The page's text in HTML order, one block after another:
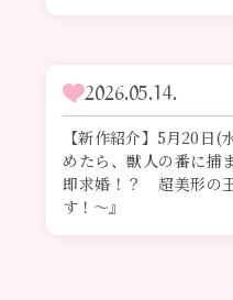
2026.05.14.
【新作紹介】5月20日(
めたら、獣人の番に捕
即求婚！？ 超美形の
す！～』